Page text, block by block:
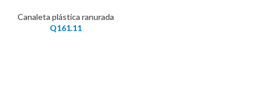
Canaleta plástica ranurada
Q161.11